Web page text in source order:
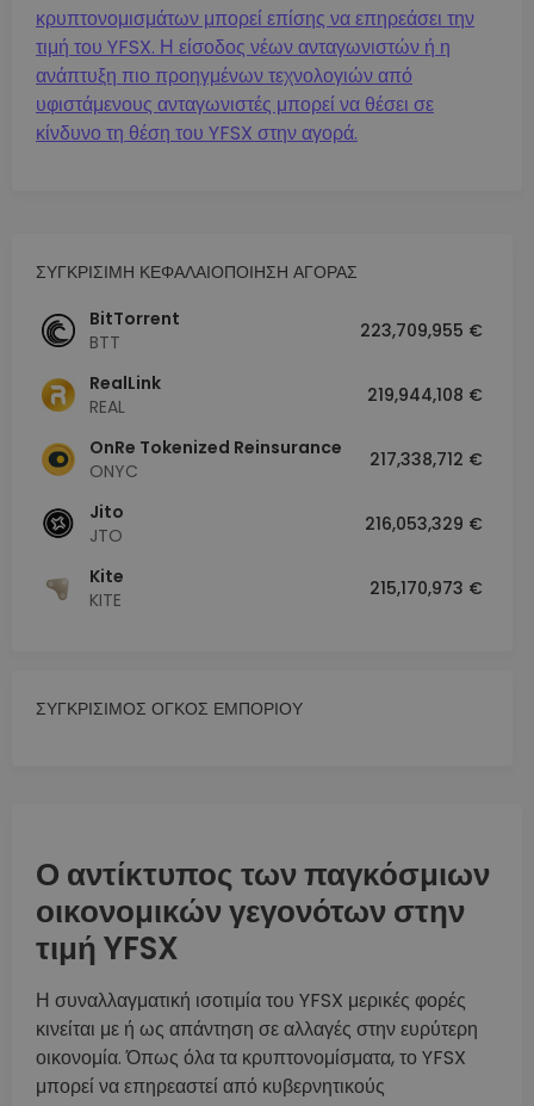
κρυπτονομισμάτων μπορεί επίσης να επηρεάσει την
τιμή του YFSX. Η είσοδος νέων ανταγωνιστών ή η
ανάπτυξη πιο προηγμένων τεχνολογιών από
υφιστάμενους ανταγωνιστές μπορεί να θέσει σε
κίνδυνο τη θέση του YFSX στην αγορά.
ΣΥΓΚΡΙΣΙΜΗ ΚΕΦΑΛΑΙΟΠΟΙΗΣΗ ΑΓΟΡΑΣ
BitTorrent
BTT
223,709,955 €
RealLink
REAL
219,944,108 €
OnRe Tokenized Reinsurance
ONYC
217,338,712 €
Jito
JTO
216,053,329 €
Kite
KITE
215,170,973 €
ΣΥΓΚΡΙΣΙΜΟΣ ΟΓΚΟΣ ΕΜΠΟΡΙΟΥ
Ο αντίκτυπος των παγκόσμιων
οικονομικών γεγονότων στην
τιμή YFSX
Η συναλλαγματική ισοτιμία του YFSX μερικές φορές
κινείται με ή ως απάντηση σε αλλαγές στην ευρύτερη
οικονομία. Όπως όλα τα κρυπτονομίσματα, το YFSX
μπορεί να επηρεαστεί από κυβερνητικούς